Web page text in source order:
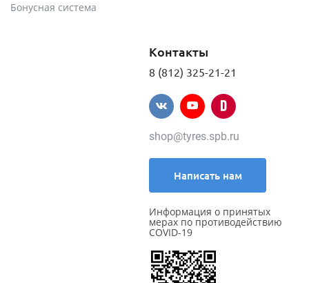
Бонусная система
Контакты
8 (812) 325-21-21
shop@tyres.spb.ru
Написать нам
Информация о принятых
мерах по противодействию
COVID-19